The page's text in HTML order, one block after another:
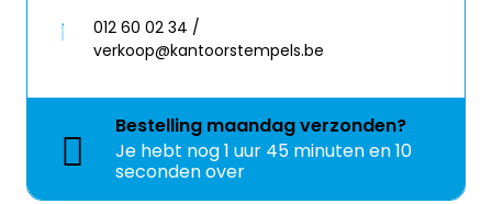
012 60 02 34 /
verkoop@kantoorstempels.be
Bestelling maandagverzonden?
Je hebt nog1 uur 45 minuten en 10
seconden over